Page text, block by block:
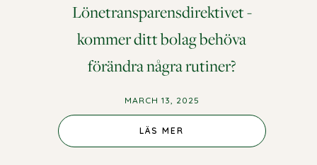
Lönetransparensdirektivet -
kommer ditt bolag behöva
förändra några rutiner?
MARCH 13, 2025
LÄS MER